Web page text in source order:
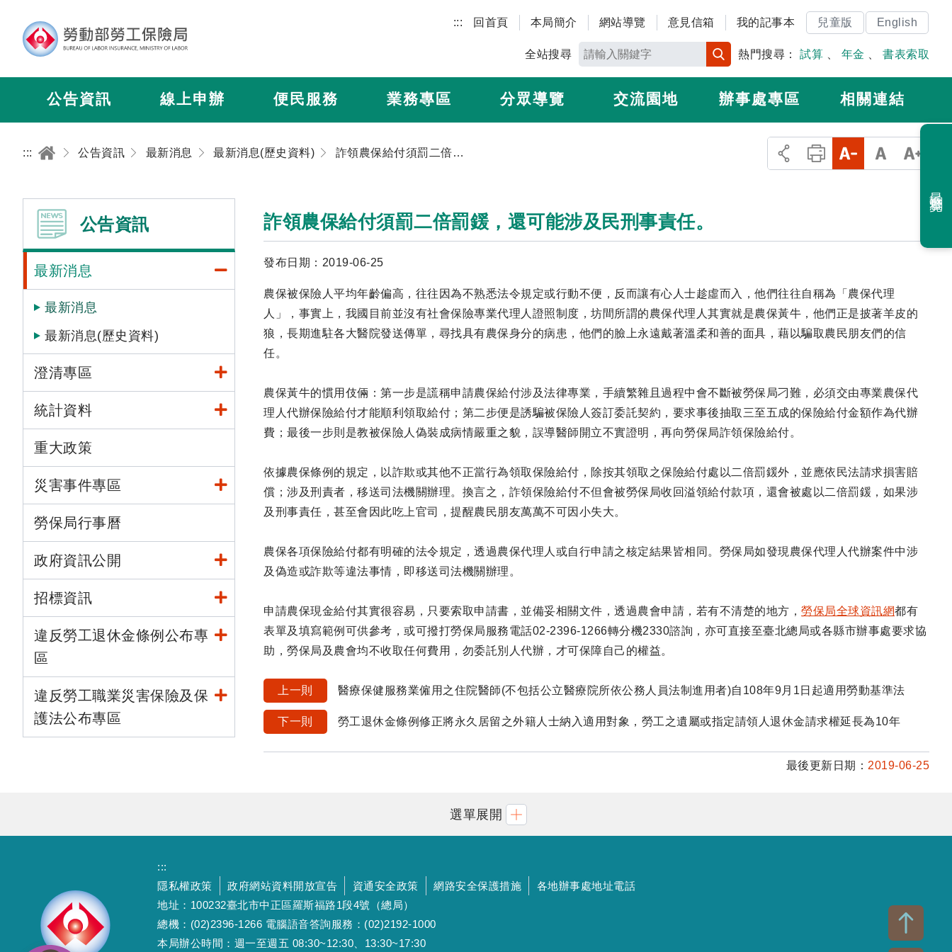
::: 回首頁 本局簡介 網站導覽 意見信箱 我的記事本 兒童版 English
全站搜尋 熱門搜尋： 試算 年金 書表索取
公告資訊 線上申辦 便民服務 業務專區 分眾導覽 交流園地 辦事處專區 相關連結
::: 公告資訊 最新消息 最新消息(歷史資料) 詐領農保給付須罰二倍罰鍰，還可能涉及民刑事責任。
公告資訊
最新消息
最新消息
最新消息(歷史資料)
澄清專區
統計資料
重大政策
災害事件專區
勞保局行事曆
政府資訊公開
招標資訊
違反勞工退休金條例公布專
區
違反勞工職業災害保險及保
護法公布專區
詐領農保給付須罰二倍罰鍰，還可能涉及民刑事責任。
發布日期：2019-06-25
農保被保險人平均年齡偏高，往往因為不熟悉法令規定或行動不便，反而讓有心人士趁虛而入，他們往往自稱為「農保代理
人」，事實上，我國目前並沒有社會保險專業代理人證照制度，坊間所謂的農保代理人其實就是農保黃牛，他們正是披著羊皮的
狼，長期進駐各大醫院發送傳單，尋找具有農保身分的病患，他們的臉上永遠戴著溫柔和善的面具，藉以騙取農民朋友們的信
任。
農保黃牛的慣用伎倆：第一步是謊稱申請農保給付涉及法律專業，手續繁雜且過程中會不斷被勞保局刁難，必須交由專業農保代
理人代辦保險給付才能順利領取給付；第二步便是誘騙被保險人簽訂委託契約，要求事後抽取三至五成的保險給付金額作為代辦
費；最後一步則是教被保險人偽裝成病情嚴重之貌，誤導醫師開立不實證明，再向勞保局詐領保險給付。
依據農保條例的規定，以詐欺或其他不正當行為領取保險給付，除按其領取之保險給付處以二倍罰鍰外，並應依民法請求損害賠
償；涉及刑責者，移送司法機關辦理。換言之，詐領保險給付不但會被勞保局收回溢領給付款項，還會被處以二倍罰鍰，如果涉
及刑事責任，甚至會因此吃上官司，提醒農民朋友萬萬不可因小失大。
農保各項保險給付都有明確的法令規定，透過農保代理人或自行申請之核定結果皆相同。勞保局如發現農保代理人代辦案件中涉
及偽造或詐欺等違法事情，即移送司法機關辦理。
申請農保現金給付其實很容易，只要索取申請書，並備妥相關文件，透過農會申請，若有不清楚的地方， 勞保局全球資訊網都有
表單及填寫範例可供參考，或可撥打勞保局服務電話02-2396-1266轉分機2330諮詢，亦可直接至臺北總局或各縣市辦事處要求協
助，勞保局及農會均不收取任何費用，勿委託別人代辦，才可保障自己的權益。
上一則 醫療保健服務業僱用之住院醫師(不包括公立醫療院所依公務人員法制進用者)自108年9月1日起適用勞動基準法
下一則 勞工退休金條例修正將永久居留之外籍人士納入適用對象，勞工之遺屬或指定請領人退休金請求權延長為10年
最後更新日期： 2019-06-25
選單展開
:::
隱私權政策
政府網站資料開放宣告 資通安全政策 網路安全保護措施
各地辦事處地址電話
地址：100232臺北市中正區羅斯福路1段4號（總局）
總機：(02)2396-1266 電腦語音答詢服務：(02)2192-1000
本局辦公時間：週一至週五 08:30~12:30、13:30~17:30